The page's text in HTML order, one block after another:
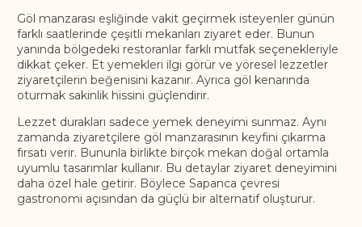
Göl manzarası eşliğinde vakit geçirmek isteyenler günün
farklı saatlerinde çeşitli mekanları ziyaret eder. Bunun
yanında bölgedeki restoranlar farklı mutfak seçenekleriyle
dikkat çeker. Et yemekleri ilgi görür ve yöresel lezzetler
ziyaretçilerin beğenisini kazanır. Ayrıca göl kenarında
oturmak sakinlik hissini güçlendirir.
Lezzet durakları sadece yemek deneyimi sunmaz. Aynı
zamanda ziyaretçilere göl manzarasının keyfini çıkarma
fırsatı verir. Bununla birlikte birçok mekan doğal ortamla
uyumlu tasarımlar kullanır. Bu detaylar ziyaret deneyimini
daha özel hale getirir. Böylece Sapanca çevresi
gastronomi açısından da güçlü bir alternatif oluşturur.